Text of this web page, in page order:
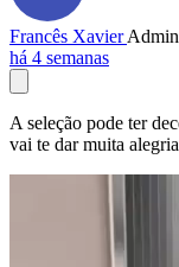
Francês XavierAdmin
há 4 semanas
A seleção pode ter
vai te dar muita